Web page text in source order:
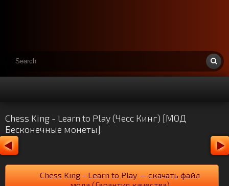
Chess King - Learn to Play (Чесс Кинг) [МОД
Бесконечные монеты]
Chess King - Learn to Play — скачать файл